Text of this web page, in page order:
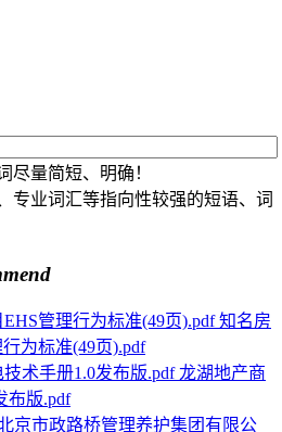
尽量简短、明确！
专业词汇等指向性较强的短语、词
知名房
为标准(49页).pdf
龙湖地产商
布版.pdf